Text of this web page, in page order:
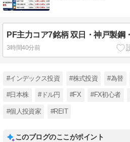
3時間40分前
#インデックス投資 #株式投資 #為替
#日本株 #ドル円 #FX #FX初心者
#個人投資家 #REIT
このブログのここがポイント